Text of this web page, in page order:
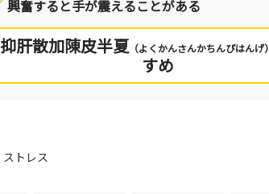
興奮すると手が震えることがある
抑肝散加陳皮半夏（よくかんさんかちんぴはんげ）
すめ
ストレス